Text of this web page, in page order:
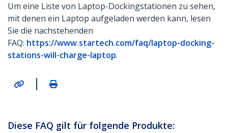
Um eine Liste von Laptop-Dockingstationen zu sehen,
mit denen ein Laptop aufgeladen werden kann, lesen
Sie die nachstehenden
FAQ: https://www.startech.com/faq/laptop-docking-
stations-will-charge-laptop.
|
Diese FAQ gilt für folgende Produkte: